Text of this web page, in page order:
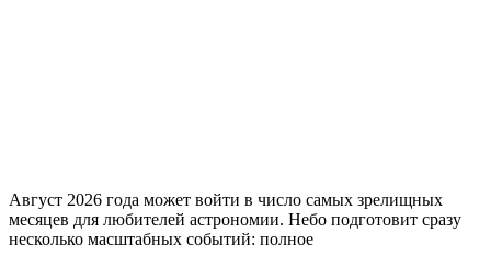
Август 2026 года может войти в число самых зрелищных
месяцев для любителей астрономии. Небо подготовит сразу
несколько масштабных событий: полное